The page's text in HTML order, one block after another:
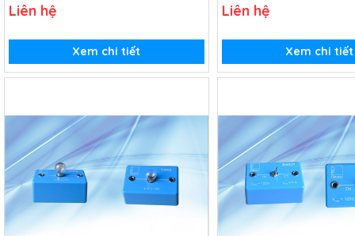
Liên hệ
Xem chi tiết
Liên hệ
Xem chi tiết